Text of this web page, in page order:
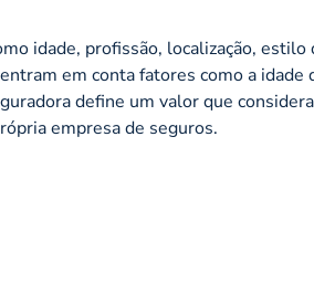
idade, profissão, localização, estilo
em conta fatores como a idade
define um valor que
empresa de seguros.